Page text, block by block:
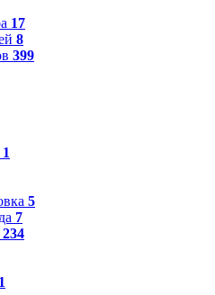
17
8
399
1
5
7
234